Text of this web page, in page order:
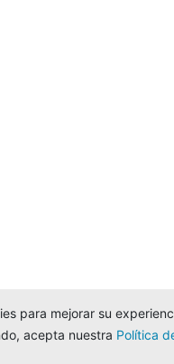
para mejorar su
acepta nuestra Política